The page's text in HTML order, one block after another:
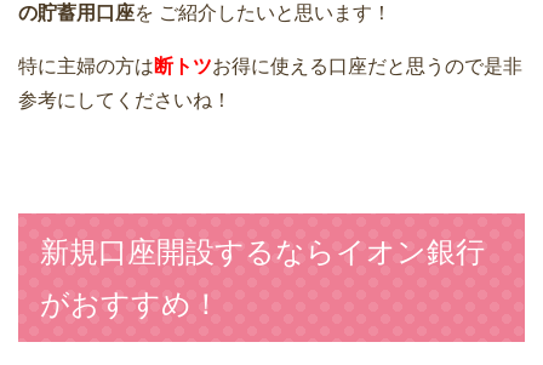
の貯蓄用口座を ご紹介したいと思います！
特に主婦の方は断トツお得に使える口座だと思うので是非
参考にしてくださいね！
新規口座開設するならイオン銀行
がおすすめ！